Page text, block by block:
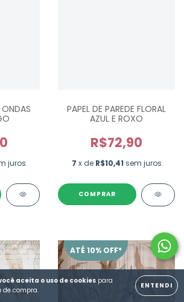
aceita o uso de cookies para
de compra.
ENTENDI
ONDAS
juros
PAPEL DE PAREDE FLORAL
AZUL E ROXO
R$72,90
7 x de R$10,41 sem juros
ATÉ 10% OFF*